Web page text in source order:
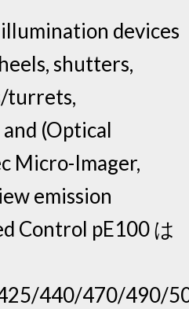
devices
shutters,
turrets,
(Optical
Micro-Imager,
emission
Control pE100 は
440/470/